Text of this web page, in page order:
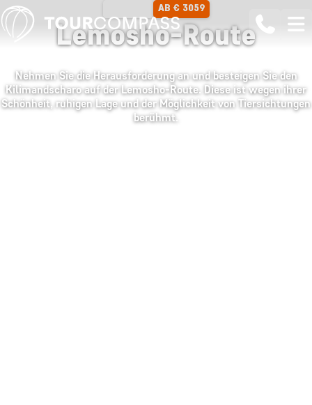
AB € 3059
Lemosho-Route
Nehmen Sie die Herausforderung an und besteigen Sie den
Kilimandscharo auf der Lemosho-Route. Diese ist wegen ihrer
Schönheit, ruhigen Lage und der Möglichkeit von Tiersichtungen
berühmt.